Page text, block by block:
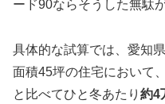
ード90ならそうした無駄
具体的な試算では、愛知
面積45坪の住宅において
と比べてひと冬あたり 約4